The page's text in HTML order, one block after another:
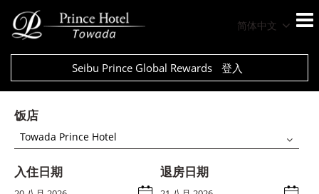
简体中文
Seibu Prince Global Rewards 登入
饭店
Towada Prince Hotel
入住日期 退房日期